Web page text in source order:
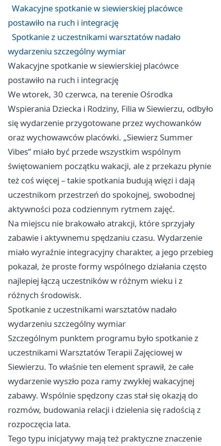
Wakacyjne spotkanie w siewierskiej placówce
postawiło na ruch i integrację
Spotkanie z uczestnikami warsztatów nadało
wydarzeniu szczególny wymiar
Wakacyjne spotkanie w siewierskiej placówce
postawiło na ruch i integrację
We wtorek, 30 czerwca, na terenie Ośrodka
Wspierania Dziecka i Rodziny, Filia w Siewierzu, odbyło
się wydarzenie przygotowane przez wychowanków
oraz wychowawców placówki. „Siewierz Summer
Vibes” miało być przede wszystkim wspólnym
świętowaniem początku wakacji, ale z przekazu płynie
też coś więcej – takie spotkania budują więzi i dają
uczestnikom przestrzeń do spokojnej, swobodnej
aktywności poza codziennym rytmem zajęć.
Na miejscu nie brakowało atrakcji, które sprzyjały
zabawie i aktywnemu spędzaniu czasu. Wydarzenie
miało wyraźnie integracyjny charakter, a jego przebieg
pokazał, że proste formy wspólnego działania często
najlepiej łączą uczestników w różnym wieku i z
różnych środowisk.
Spotkanie z uczestnikami warsztatów nadało
wydarzeniu szczególny wymiar
Szczególnym punktem programu było spotkanie z
uczestnikami Warsztatów Terapii Zajęciowej w
Siewierzu. To właśnie ten element sprawił, że całe
wydarzenie wyszło poza ramy zwykłej wakacyjnej
zabawy. Wspólnie spędzony czas stał się okazją do
rozmów, budowania relacji i dzielenia się radością z
rozpoczęcia lata.
Tego typu inicjatywy mają też praktyczne znaczenie